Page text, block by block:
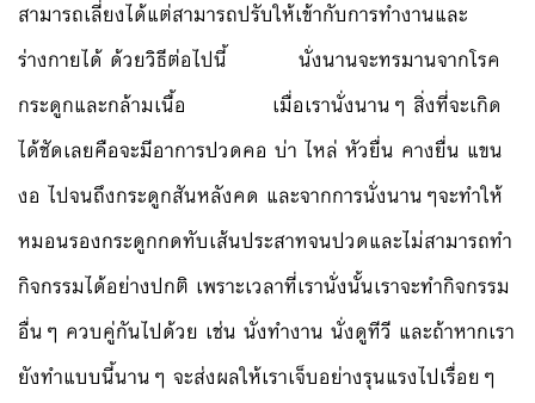
สามารถเลี่ยงได้แต่สามารถปรับให้เข้ากับการทำงานและ
ร่างกายได้ ด้วยวิธีต่อไปนี้ นั่งนานจะทรมานจากโรค
กระดูกและกล้ามเนื้อ เมื่อเรานั่งนานๆ สิ่งที่จะเกิด
ได้ชัดเลยคือจะมีอาการปวดคอ บ่า ไหล่ หัวยื่น คางยื่น แขน
งอ ไปจนถึงกระดูกสันหลังคด และจากการนั่งนานๆจะทำให้
หมอนรองกระดูกกดทับเส้นประสาทจนปวดและไม่สามารถทำ
กิจกรรมได้อย่างปกติ เพราะเวลาที่เรานั่งนั้นเราจะทำกิจกรรม
อื่นๆ ควบคู่กันไปด้วย เช่น นั่งทำงาน นั่งดูทีวี และถ้าหากเรา
ยังทำแบบนี้นานๆ จะส่งผลให้เราเจ็บอย่างรุนแรงไปเรื่อยๆ